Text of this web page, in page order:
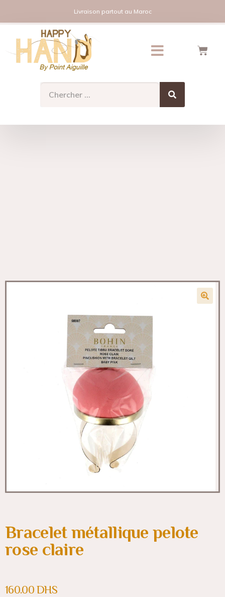
Livraison partout au Maroc
Bracelet métallique pelote
rose claire
160.00DHS